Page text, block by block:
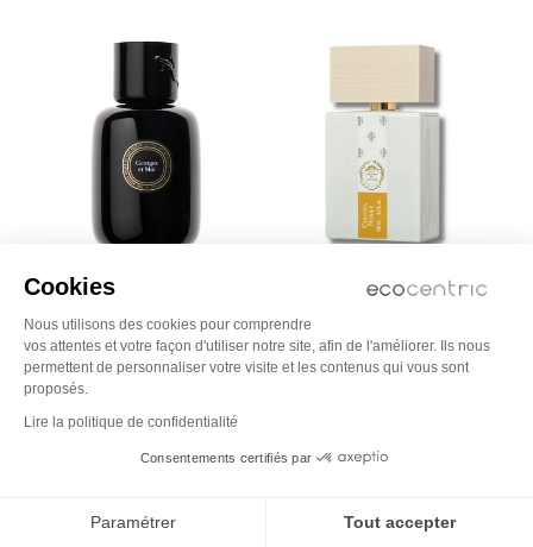
SABÉ MASSON
Georges et Moi - Eau de Parfum
sans alcool
GIARDINI DI TOSCANA
Colonia Nobile - Eau de parfum
125,00
nouveau
Cookies
Nous utilisons des cookies pour comprendre
vos attentes et votre façon d'utiliser notre site, afin de l'améliorer. Ils nous
permettent de personnaliser votre visite et les contenus qui vous sont
proposés.
Lire la politique de confidentialité
Consentements certifiés par
Paramétrer Tout accepter